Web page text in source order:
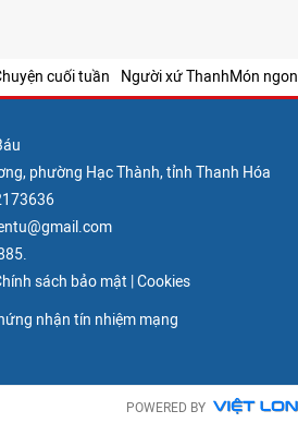
cuối tuần Người xứ ThanhMón ngon
phường Hạc Thành, tỉnh Thanh Hóa
sách bảo mật Cookies
POWERED BY